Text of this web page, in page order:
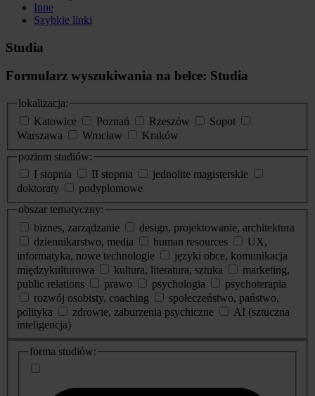
Inne
Szybkie linki
Studia
Formularz wyszukiwania na belce: Studia
lokalizacja:
Katowice
Poznań Rzeszów
Sopot
Warszawa
Wrocław
Kraków
poziom studiów:
I stopnia
II stopnia
jednolite magisterskie
doktoraty
podyplomowe
obszar tematyczny:
biznes, zarządzanie
design, projektowanie, architektura
dziennikarstwo, media
human resources
UX,
informatyka, nowe technologie
języki obce, komunikacja
międzykulturowa
kultura, literatura, sztuka
marketing,
public relations
prawo psychologia
psychoterapia
rozwój osobisty, coaching
społeczeństwo, państwo,
polityka
zdrowie, zaburzenia psychiczne
AI (sztuczna
inteligencja)
dodatkowe
informacje
forma studiów: